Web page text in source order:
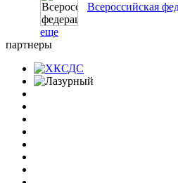
Всероссийская
еще
партнеры